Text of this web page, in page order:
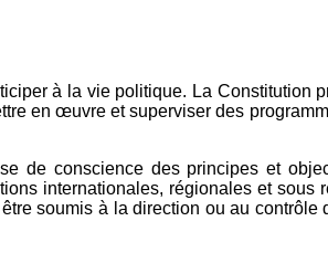
à la vie politique. La
en œuvre et superviser des
conscience des principes et
internationales, régionales et
soumis à la direction ou au